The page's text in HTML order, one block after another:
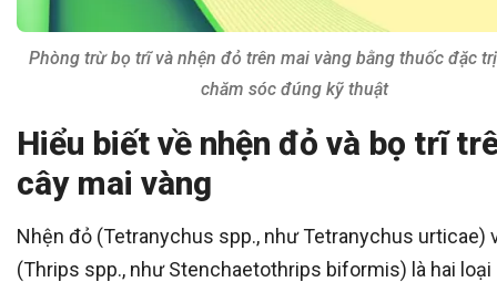
Phòng trừ bọ trĩ và nhện đỏ trên mai vàng bằng thuốc đặc
chăm sóc đúng kỹ thuật
Hiểu biết về nhện đỏ và bọ trĩ
cây mai vàng
Nhện đỏ (Tetranychus spp., như Tetranychus urticae)
(Thrips spp., như Stenchaetothrips biformis) là hai loại